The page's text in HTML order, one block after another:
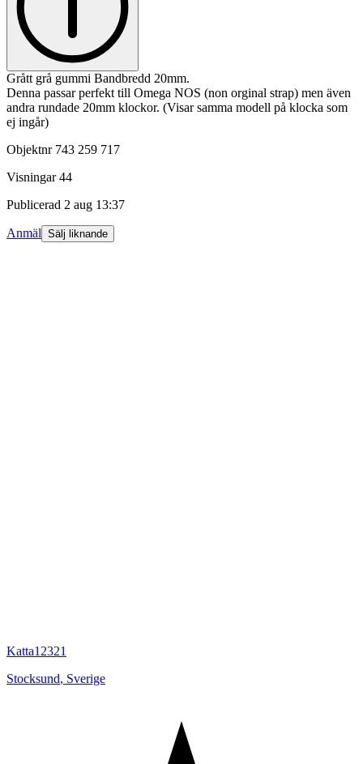
Grått grå gummi Bandbredd 20mm.
Denna passar perfekt till Omega NOS (non orginal strap) men även
andra rundade 20mm klockor. (Visar samma modell på klocka som
ej ingår)
Objektnr 743 259 717
Visningar 44
Publicerad 2 aug 13:37
Anmäl Sälj liknande
Katta12321
Stocksund, Sverige